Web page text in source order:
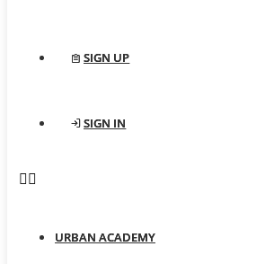
SIGN UP
SIGN IN
URBAN ACADEMY